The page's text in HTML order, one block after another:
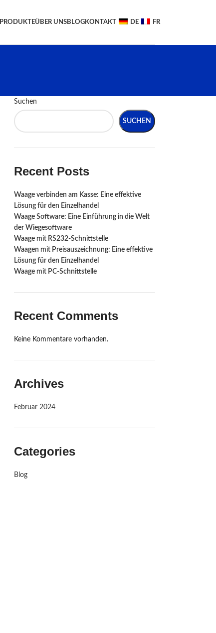
PRODUKTEÜBER UNSBLOGKONTAKT DE FR
Suchen
SUCHEN
Recent Posts
Waage verbinden am Kasse: Eine effektive
Lösung für den Einzelhandel
Waage Software: Eine Einführung in die Welt
der Wiegesoftware
Waage mit RS232-Schnittstelle ‍
Waagen mit Preisauszeichnung: Eine effektive
Lösung für den Einzelhandel
Waage mit PC-Schnittstelle
Recent Comments
Keine Kommentare vorhanden.
Archives
Februar 2024
Categories
Blog